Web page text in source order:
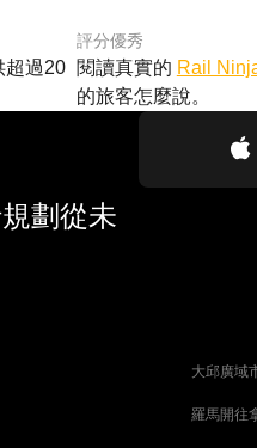
超過20
評分優秀
閱讀真實的 Rail
的旅客怎麼說。
劃從未
大邱廣域
羅馬開往